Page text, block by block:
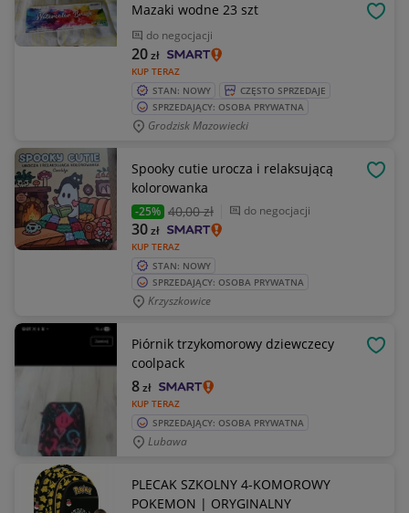
Mazaki wodne 23 szt
do negocjacji
KUP TERAZ
20zł
STAN: NOWY
CZĘSTO SPRZEDAJE
SPRZEDAJĄCY: OSOBA PRYWATNA
Grodzisk Mazowiecki
Spooky cutie urocza i relaksującą
kolorowanka
-25% 40,00 zł do negocjacji
KUP TERAZ
30zł
STAN: NOWY
SPRZEDAJĄCY: OSOBA PRYWATNA
Krzyszkowice
Piórnik trzykomorowy dziewczecy
coolpack
KUP TERAZ
8zł
SPRZEDAJĄCY: OSOBA PRYWATNA
Lubawa
PLECAK SZKOLNY 4-KOMOROWY
POKEMON | ORYGINALNY